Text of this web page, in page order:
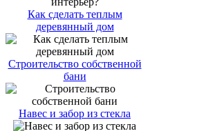
Как сделать теплым
деревянный дом
Строительство собственной
бани
Навес и забор из стекла